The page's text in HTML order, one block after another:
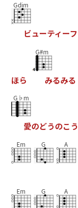
Gdim
ビューティーフ
ほら
G#m
みるみる
G♭m
愛のどうのこ う
Em G A
Em G A